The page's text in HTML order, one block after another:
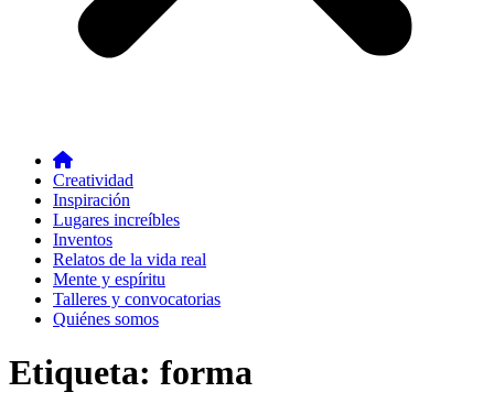
Creatividad
Inspiración
Lugares increíbles
Inventos
Relatos de la vida real
Mente y espíritu
Talleres y convocatorias
Quiénes somos
Etiqueta: forma